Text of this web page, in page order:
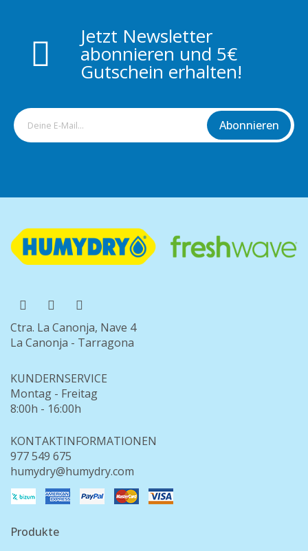
Jetzt Newsletter
abonnieren und 5€
Gutschein erhalten!
Abonnieren
Ctra. La Canonja, Nave 4
La Canonja - Tarragona
KUNDERNSERVICE
Montag - Freitag
8:00h - 16:00h
KONTAKTINFORMATIONEN
977 549 675
humydry@humydry.com
Produkte